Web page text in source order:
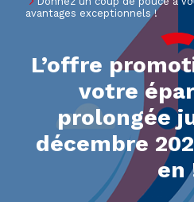
avantages exceptionnels !
L’offre
votre
prolongée
décembre
en